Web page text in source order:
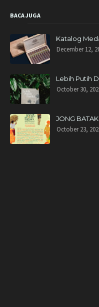
BACA JUGA
Katalog
December 12,
Lebih Putih
October 30,
JONG
October 23,